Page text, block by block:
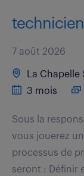
7 août 2026
La Chapelle
3 mois
Sous la
vous jouerez
processus de
seront : Définir